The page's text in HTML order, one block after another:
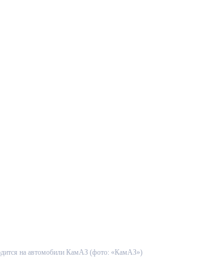
на автомобили КамАЗ (фото: «КамАЗ»)